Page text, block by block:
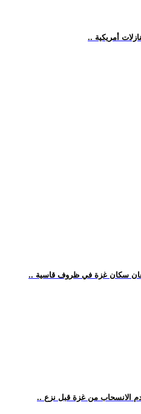
أمريكية
سكان غزة في ظروف قاسية
الانسحاب من غزة قبل نزع